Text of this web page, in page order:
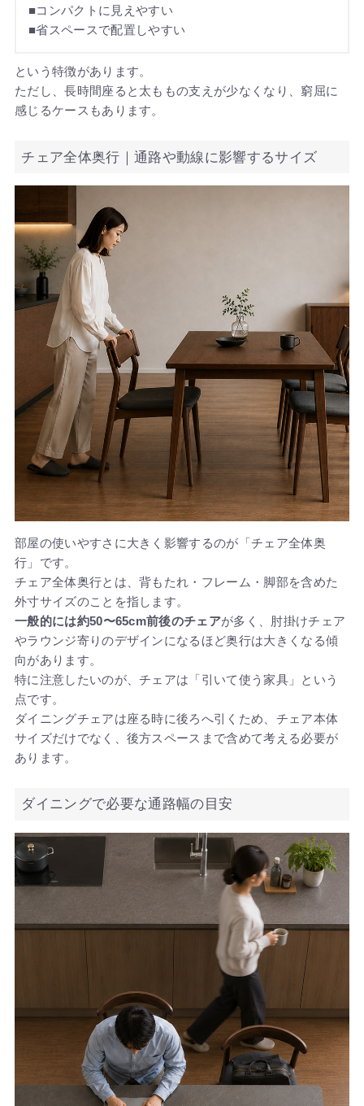
■コンパクトに見えやすい
■省スペースで配置しやすい
という特徴があります。
ただし、長時間座ると太ももの支えが少なくなり、窮屈に
感じるケースもあります。
チェア全体奥行｜通路や動線に影響するサイズ
部屋の使いやすさに大きく影響するのが「チェア全体奥
行」です。
チェア全体奥行とは、背もたれ・フレーム・脚部を含めた
外寸サイズのことを指します。
一般的には約50〜65cm前後のチェアが多く、肘掛けチェア
やラウンジ寄りのデザインになるほど奥行は大きくなる傾
向があります。
特に注意したいのが、チェアは「引いて使う家具」という
点です。
ダイニングチェアは座る時に後ろへ引くため、チェア本体
サイズだけでなく、後方スペースまで含めて考える必要が
あります。
ダイニングで必要な通路幅の目安